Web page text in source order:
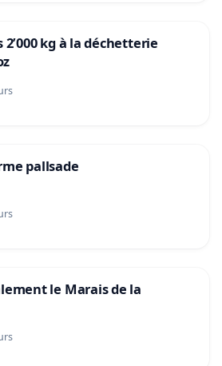
kg à la déchetterie
pallsade
le Marais de la